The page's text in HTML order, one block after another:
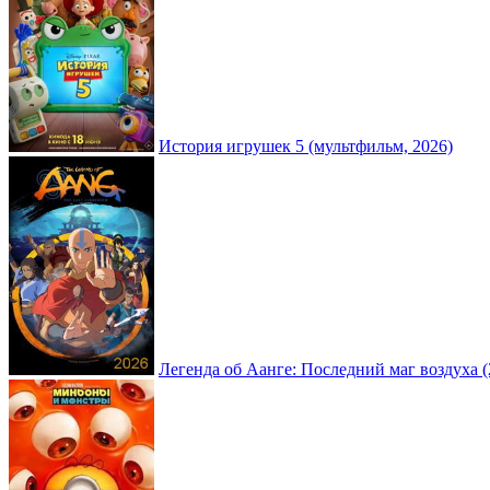
История игрушек 5 (мультфильм, 2026)
Легенда об Аанге: Последний маг воздуха